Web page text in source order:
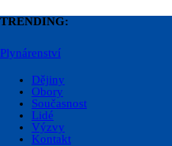
TRENDING:
Plynárenství
Dějiny
Obory
Současnost
Lidé
Výzvy
Kontakt